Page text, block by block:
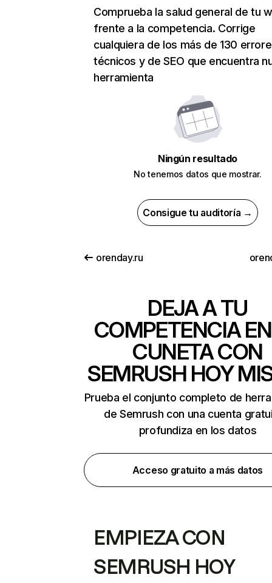
Comprueba la salud general de tu
frente a la competencia. Corrige
cualquiera de los más de 130
técnicos y de SEO que encuentra
herramienta
Ningún resultado
No tenemos datos que mostrar.
Consigue tu auditoría →
orenday.ru
DEJA A TU
COMPETENCIA
CUNETA CON
SEMRUSH HOY
Prueba el conjunto completo de
de Semrush con una cuenta
profundiza en los datos
Acceso gratuito a más datos
EMPIEZA CON
SEMRUSH HOY